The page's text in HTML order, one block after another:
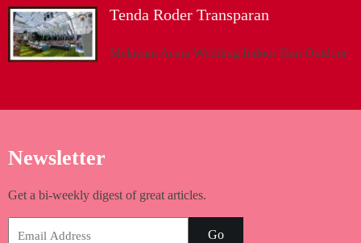
Tenda Roder Transparan
Melayani Acara Wedding Indoor Dan Outdoor
Newsletter
Get a bi-weekly digest of great articles.
Go